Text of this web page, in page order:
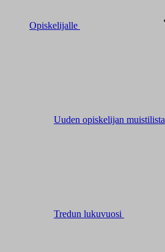
Opiskelijalle
Uuden opiskelijan muistilista
Tredun lukuvuosi